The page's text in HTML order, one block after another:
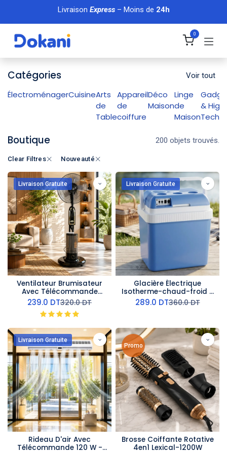
Se rendre au contenu
Livraison Express– Moins de 24h
0
Catégories Voir tout
ÉlectroménagerCuisineArts
de
Table
Appareil
de
coiffure
Déco
Maison
Linge
de
Maison
& High
Tech
Boutique 200 objets trouvés.
Clear Filtres Nouveauté
Livraison Gratuite
Ventilateur Brumisateur
Avec Télécommande
ORCA - 45W
239.0 DT320.0DT
Livraison Gratuite
Glacière Électrique
Isotherme-chaud-froid -
24 L
289.0 DT360.0DT
Livraison Gratuite
Rideau D'air Avec
Télécommande 120 W -
Promo
Brosse Coiffante Rotative
4en1 Lexical-1200W